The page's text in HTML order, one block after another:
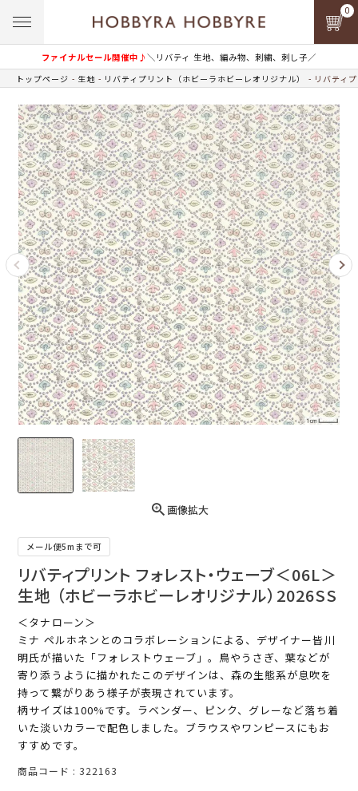
ファイナルセール開催中♪＼リバティ 生地、編み物、刺繍、刺し子／
0
トップページ 生地 リバティプリント（ホビーラホビーレオリジナル） リバティ
画像拡大
メール便5mまで可
リバティプリント フォレスト・ウェーブ＜06L＞
生地 （ホビーラホビーレオリジナル）2026SS
＜タナローン＞
ミナ ペルホネンとのコラボレーションによる、デザイナー皆川
明氏が描いた「フォレストウェーブ」。鳥やうさぎ、葉などが
寄り添うように描かれたこのデザインは、森の生態系が息吹を
持って繋がりあう様子が表現されています。
柄サイズは100%です。ラベンダー、ピンク、グレーなど落ち着
いた淡いカラーで配色しました。ブラウスやワンピースにもお
すすめです。
商品コード 322163